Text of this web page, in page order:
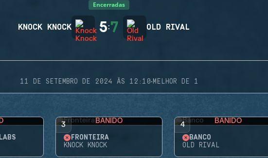
Encerradas
KNOCK KNOCK 5:7 OLD RIVAL
11 DE SETEMBRO DE 2024 ÀS 12:10·MELHOR DE 1
3 BANIDO
FRONTEIRA
KNOCK KNOCK
4 BANIDO
BANCO
OLD RIVAL